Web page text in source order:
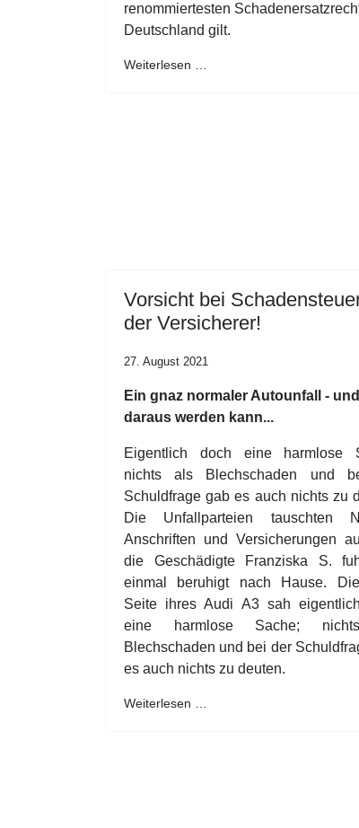
renommiertesten
Deutschland gilt.
Weiterlesen …
Vorsicht bei
der Versicherer!
27. August 2021
Ein gnaz normaler Autounfall -
daraus werden kann...
Eigentlich doch eine harmlose
nichts als Blechschaden und
Schuldfrage gab es auch nichts zu
Die Unfallparteien tauschten
Anschriften und Versicherungen
die Geschädigte Franziska S.
einmal beruhigt nach Hause.
Seite ihres Audi A3 sah
eine harmlose Sache;
Blechschaden und bei der
es auch nichts zu deuten.
Weiterlesen …